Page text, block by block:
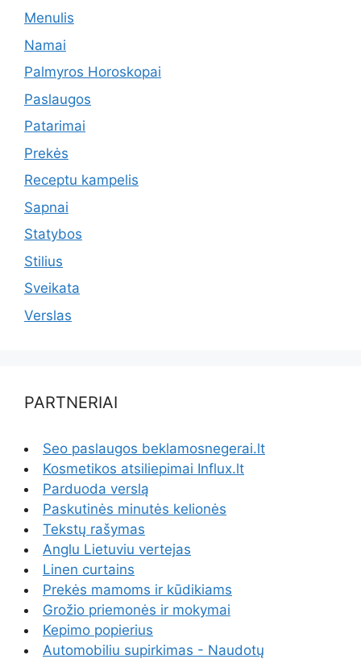
Menulis
Namai
Palmyros Horoskopai
Paslaugos
Patarimai
Prekės
Receptu kampelis
Sapnai
Statybos
Stilius
Sveikata
Verslas
PARTNERIAI
Seo paslaugos beklamosnegerai.lt
Kosmetikos atsiliepimai Influx.lt
Parduoda verslą
Paskutinės minutės kelionės
Tekstų rašymas
Anglu Lietuviu vertejas
Linen curtains
Prekės mamoms ir kūdikiams
Grožio priemonės ir mokymai
Kepimo popierius
Automobiliu supirkimas - Naudotų